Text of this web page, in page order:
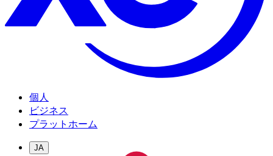
個人
ビジネス
プラットホーム
JA